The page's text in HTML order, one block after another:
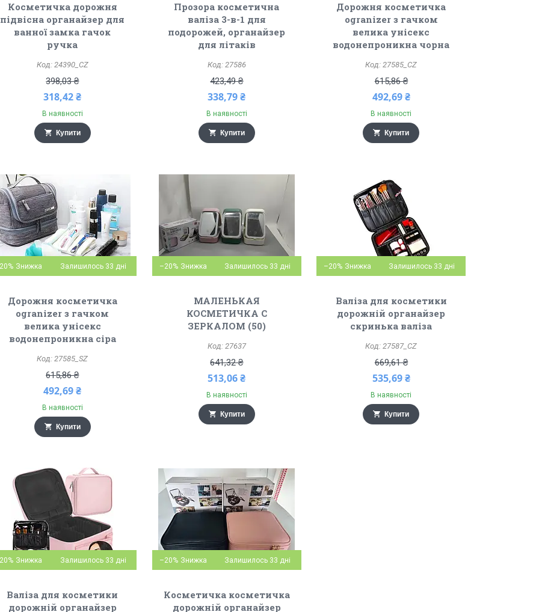
Косметичка дорожня
підвісна органайзер для
ванної замка гачок
ручка
24390_CZ
398,03 ₴
318,42 ₴
В наявності
Купити
Прозора косметична
валіза 3-в-1 для
подорожей, органайзер
для літаків
27586
423,49 ₴
338,79 ₴
В наявності
Купити
Дорожня косметичка
ogranizer з гачком
велика унісекс
водонепроникна чорна
27585_CZ
615,86 ₴
492,69 ₴
В наявності
Купити
Залишилось 33 дні
Дорожня косметичка
ogranizer з гачком
велика унісекс
водонепроникна сіра
27585_SZ
615,86 ₴
492,69 ₴
В наявності
Купити
–20% Залишилось 33 дні
МАЛЕНЬКАЯ
КОСМЕТИЧКА С
ЗЕРКАЛОМ (50)
27637
641,32 ₴
513,06 ₴
В наявності
Купити
–20% Залишилось 33 дні
Валіза для косметики
дорожній органайзер
скринька валіза
27587_CZ
669,61 ₴
535,69 ₴
В наявності
Купити
Залишилось 33 дні
Валіза для косметики
дорожній органайзер
–20% Залишилось 33 дні
Косметичка косметичка
дорожній органайзер